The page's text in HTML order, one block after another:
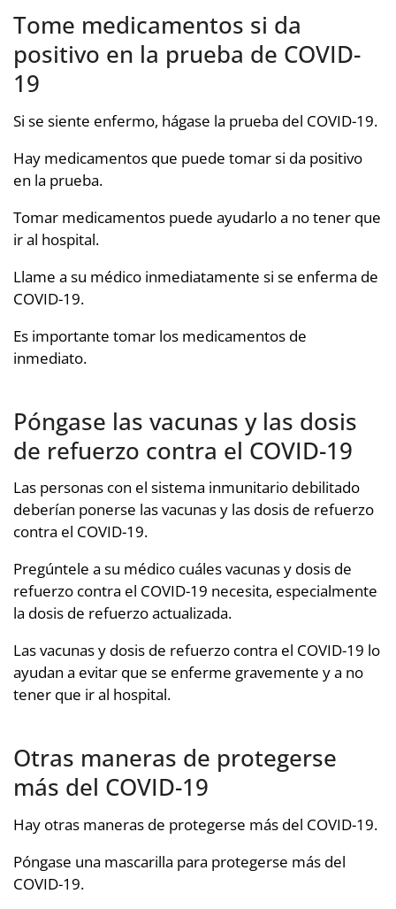
Tome medicamentos si da
positivo en la prueba de COVID-
19
Si se siente enfermo, hágase la prueba del COVID-19.
Hay medicamentos que puede tomar si da positivo
en la prueba.
Tomar medicamentos puede ayudarlo a no tener que
ir al hospital.
Llame a su médico inmediatamente si se enferma de
COVID-19.
Es importante tomar los medicamentos de
inmediato.
Póngase las vacunas y las dosis
de refuerzo contra el COVID-19
Las personas con el sistema inmunitario debilitado
deberían ponerse las vacunas y las dosis de refuerzo
contra el COVID-19.
Pregúntele a su médico cuáles vacunas y dosis de
refuerzo contra el COVID-19 necesita, especialmente
la dosis de refuerzo actualizada.
Las vacunas y dosis de refuerzo contra el COVID-19 lo
ayudan a evitar que se enferme gravemente y a no
tener que ir al hospital.
Otras maneras de protegerse
más del COVID-19
Hay otras maneras de protegerse más del COVID-19.
Póngase una mascarilla para protegerse más del
COVID-19.